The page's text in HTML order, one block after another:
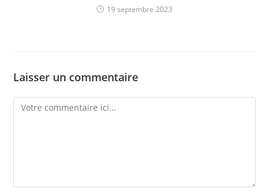
19 septembre 2023
Laisser un commentaire
Comment